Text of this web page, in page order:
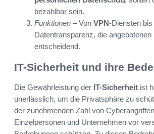
bezahlbar sein.
Funktionen – Von VPN-Diensten
Datentransparenz, die angebotenen
entscheidend.
IT-Sicherheit und ihre
Die Gewährleistung der IT-Sicherheit ist
unerlässlich, um die Privatsphäre zu
der zunehmenden Zahl von
Einzelpersonen und Unternehmen vor